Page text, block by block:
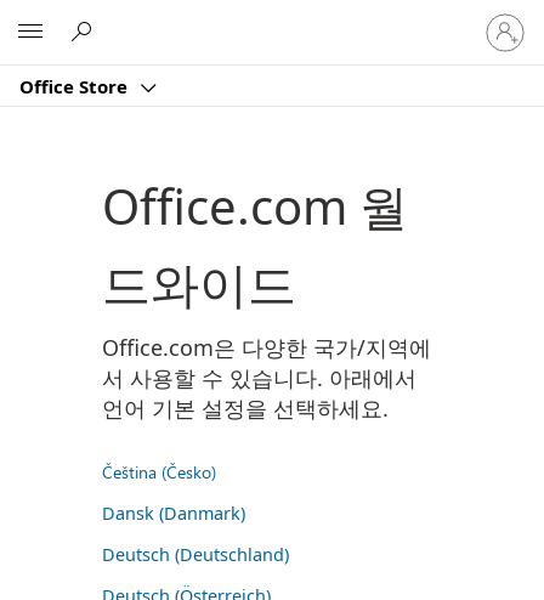
Office Store
귀
하
계
Office.com 월
드와이드
Office.com은 다양한 국가/지역에
서 사용할 수 있습니다. 아래에서
언어 기본 설정을 선택하세요.
Čeština (Česko)
Dansk (Danmark)
Deutsch (Deutschland)